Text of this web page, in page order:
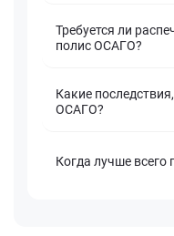
Требуется ли
полис ОСАГО?
Какие
ОСАГО?
Когда лучше